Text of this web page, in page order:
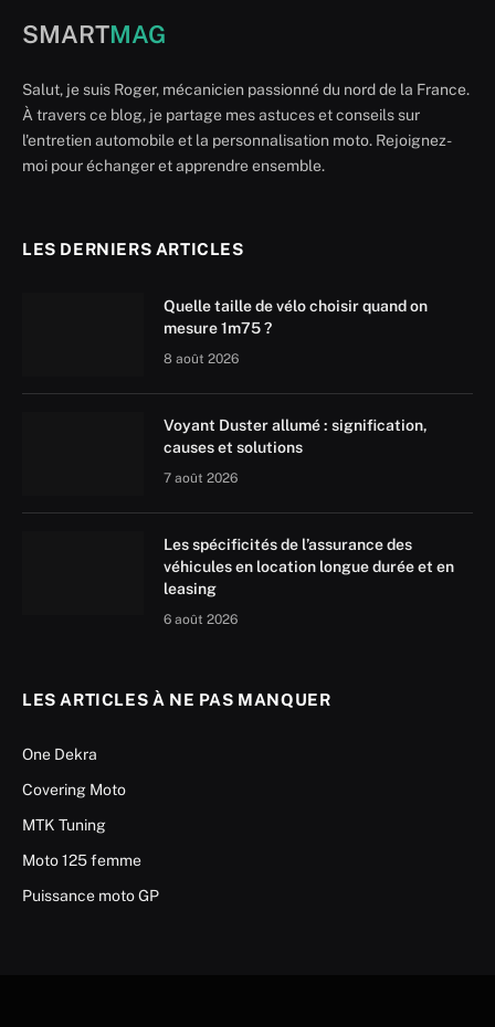
SMARTMAG
Salut, je suis Roger, mécanicien passionné du nord de la France.
À travers ce blog, je partage mes astuces et conseils sur
l'entretien automobile et la personnalisation moto. Rejoignez-
moi pour échanger et apprendre ensemble.
LES DERNIERS ARTICLES
Quelle taille de vélo choisir quand on
mesure 1m75 ?
8 août 2026
Voyant Duster allumé : signification,
causes et solutions
7 août 2026
Les spécificités de l’assurance des
véhicules en location longue durée et en
leasing
6 août 2026
LES ARTICLES À NE PAS MANQUER
One Dekra
Covering Moto
MTK Tuning
Moto 125 femme
Puissance moto GP